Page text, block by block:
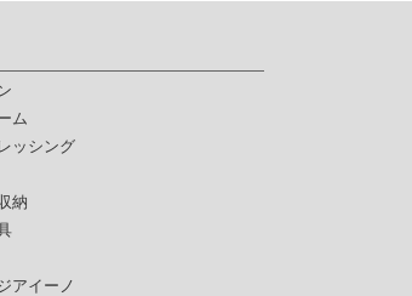
ム
ッシング
納
アイーノ